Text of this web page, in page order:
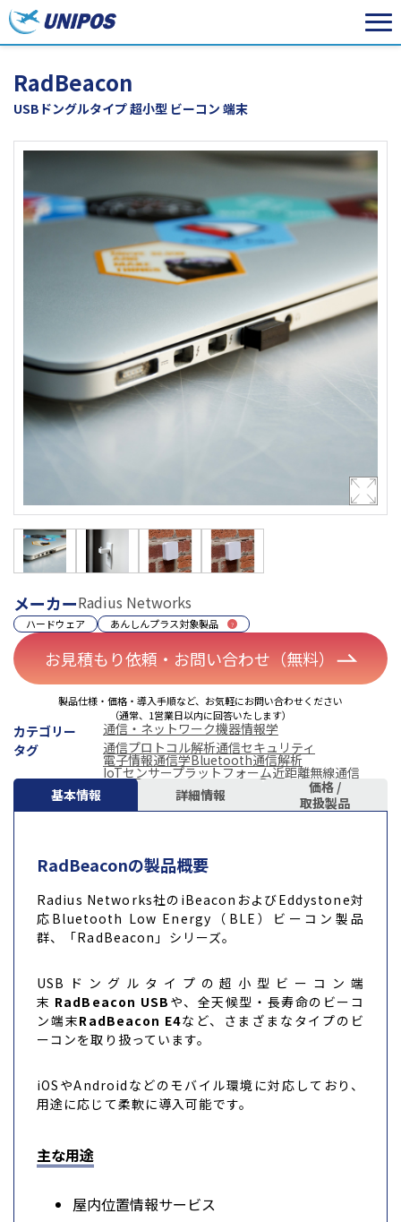
RadBeacon
USBドングルタイプ 超小型 ビーコン 端末
メーカーRadius Networks
ハードウェア あんしんプラス対象製品
お見積もり依頼・お問い合わせ（無料）
製品仕様・価格・導入手順など、お気軽にお問い合わせください
（通常、1営業日以内に回答いたします）
カテゴリー 通信・ネットワーク機器情報学
タグ
通信プロトコル解析通信セキュリティ
電子情報通信学Bluetooth通信解析
IoTセンサープラットフォーム近距離無線通信
基本情報
詳細情報
価格 /
取扱製品
RadBeaconの製品概要
Radius Networks社のiBeaconおよびEddystone対
応Bluetooth Low Energy（BLE）ビーコン製品
群、「RadBeacon」シリーズ。
USBドングルタイプの超小型ビーコン端
末 RadBeacon USB や、全天候型・長寿命のビーコ
ン端末RadBeacon E4など、さまざまなタイプのビ
ーコンを取り扱っています。
iOSやAndroidなどのモバイル環境に対応しており、
用途に応じて柔軟に導入可能です。
主な用途
屋内位置情報サービス